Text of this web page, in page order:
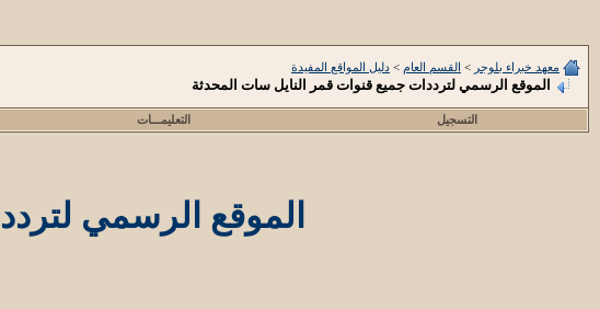
معهد خبراء بلوجر > القسم العام > دليل المواقع المفيدة
الموقع الرسمي لترددات جميع قنوات قمر النايل سات المحدثة
التسجيل التعليمـــات
الموقع الرسمي